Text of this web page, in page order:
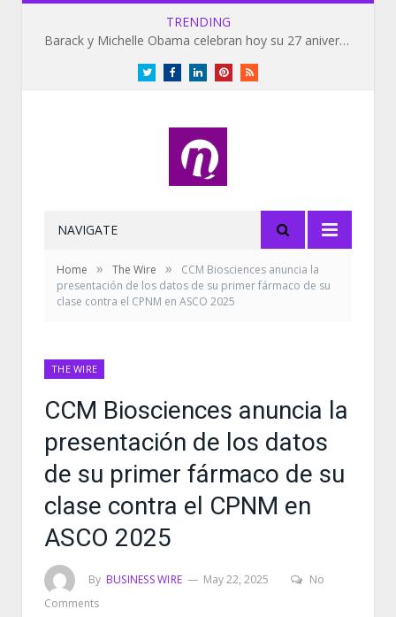
TRENDING
Barack y Michelle Obama celebran hoy su 27 aniversario de bodas
TwitterFacebookLinkedInPinterestRSS
NAVIGATE
Home » The Wire »
CCM Biosciences anuncia la
presentación de los datos de su primer fármaco de su
clase contra el CPNM en ASCO 2025
THE WIRE
CCM Biosciences anuncia la
presentación de los datos
de su primer fármaco de su
clase contra el CPNM en
ASCO 2025
By BUSINESS WIRE May 22, 2025
No
Comments